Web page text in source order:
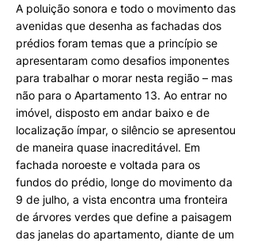
A poluição sonora e todo o movimento das
avenidas que desenha as fachadas dos
prédios foram temas que a princípio se
apresentaram como desafios imponentes
para trabalhar o morar nesta região – mas
não para o Apartamento 13. Ao entrar no
imóvel, disposto em andar baixo e de
localização ímpar, o silêncio se apresentou
de maneira quase inacreditável. Em
fachada noroeste e voltada para os
fundos do prédio, longe do movimento da
9 de julho, a vista encontra uma fronteira
de árvores verdes que define a paisagem
das janelas do apartamento, diante de um